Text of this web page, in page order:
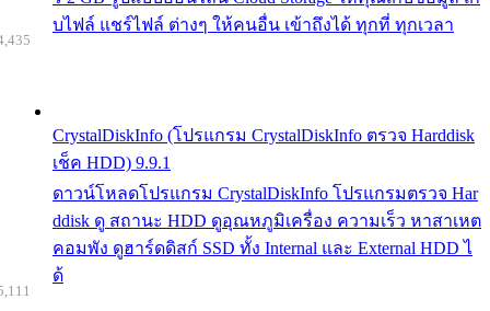
บไฟล์ แชร์ไฟล์ ต่างๆ ให้คนอื่น เข้าถึงได้ ทุกที่ ทุกเวลา
CrystalDiskInfo (โปรแกรม CrystalDiskInfo ตรวจ Harddisk
เช็ค HDD) 9.9.1
ดาวน์โหลดโปรแกรม CrystalDiskInfo โปรแกรมตรวจ Har
ddisk ดู สถานะ HDD ดูอุณหภูมิเครื่อง ความเร็ว หาสาเหต
คอมพัง ดูฮาร์ดดิสก์ SSD ทั้ง Internal และ External HDD ไ
ด้